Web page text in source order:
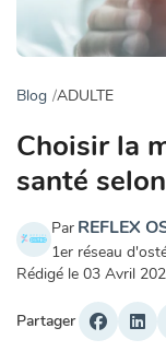
Blog ADULTE
Choisir la
santé
Par REFLEX
1er réseau
Rédigé le 03 Avril
Partager